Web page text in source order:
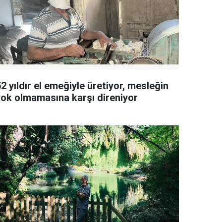
yıldır el emeğiyle üretiyor, mesleğin
olmamasına karşı direniyor